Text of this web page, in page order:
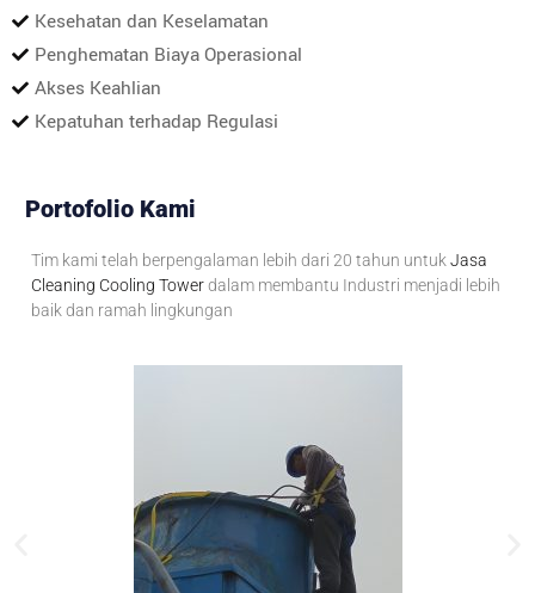
Kesehatan dan Keselamatan
Penghematan Biaya Operasional
Akses Keahlian
Kepatuhan terhadap Regulasi
Portofolio Kami
Tim kami telah berpengalaman lebih dari 20 tahun untukJasa
Cleaning Cooling Towerdalam membantu Industri menjadi lebih
baik dan ramah lingkungan